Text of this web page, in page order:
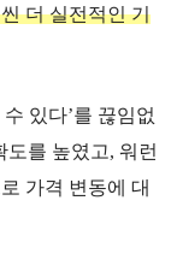
더 실전적인 기
있다’를 끊임없
를 높였고, 워런
가격 변동에 대